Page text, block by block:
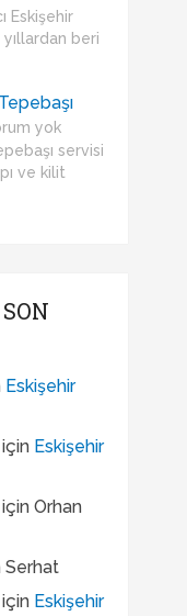
Eskişehir
beri
yok
servisi
ve kilit
Eskişehir
Eskişehir
Orhan
Serhat
Eskişehir